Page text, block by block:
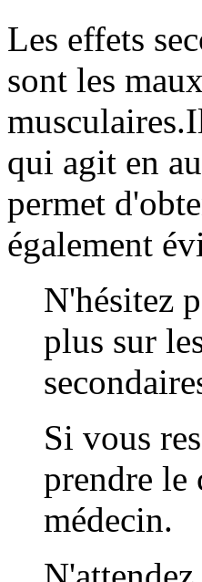
Les effets
sont les
qui agit en
permet
également
N'hésitez
plus sur
Si vous
prendre le
médecin.